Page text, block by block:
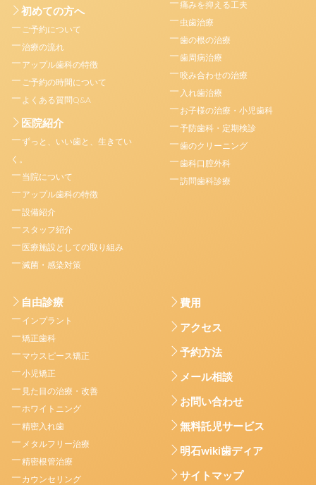
初めての方へ
ご予約について
治療の流れ
アップル歯科の特徴
ご予約の時間について
よくある質問Q&A
医院紹介
ずっと、いい歯と、生きてい
く。
当院について
アップル歯科の特徴
設備紹介
スタッフ紹介
医療施設としての取り組み
滅菌・感染対策
痛みを抑える工夫
虫歯治療
歯の根の治療
歯周病治療
咬み合わせの治療
入れ歯治療
お子様の治療・小児歯科
予防歯科・定期検診
歯のクリーニング
歯科口腔外科
訪問歯科診療
自由診療
インプラント
矯正歯科
マウスピース矯正
小児矯正
見た目の治療・改善
ホワイトニング
精密入れ歯
メタルフリー治療
精密根管治療
カウンセリング
費用
アクセス
予約方法
メール相談
お問い合わせ
無料託児サービス
明石wiki歯ディア
サイトマップ